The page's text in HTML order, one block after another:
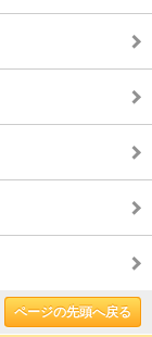
ページの先頭へ戻る